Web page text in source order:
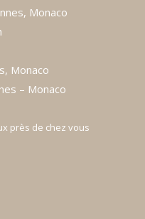
Monaco
Monaco
– Monaco
près de chez vous